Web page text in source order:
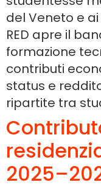
del Veneto e
RED apre il
formazione
contributi
status e
ripartite tra